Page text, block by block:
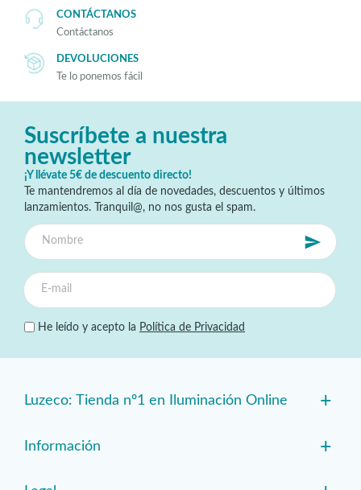
CONTÁCTANOS
Contáctanos
DEVOLUCIONES
Te lo ponemos fácil
Suscríbete a nuestra
newsletter
¡Y llévate 5€ de descuento directo!
Te mantendremos al día de novedades, descuentos y últimos
lanzamientos. Tranquil@, no nos gusta el spam.
He leído y acepto la Política de Privacidad
Luzeco: Tienda nº1 en Iluminación Online +
Información +